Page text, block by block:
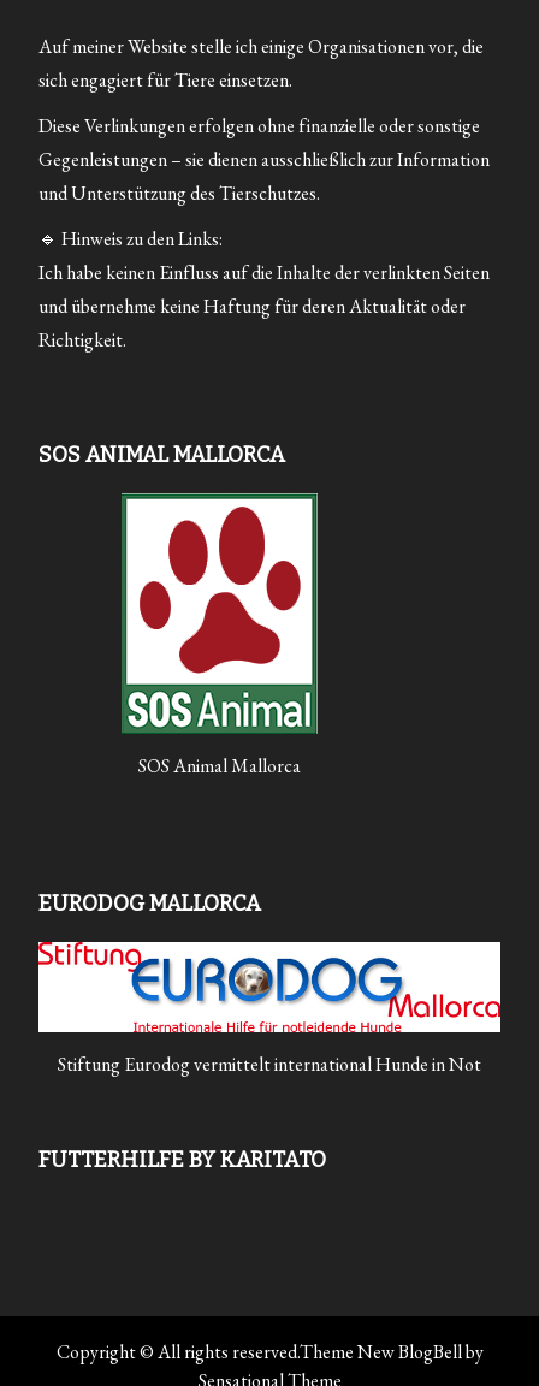
Auf meiner Website stelle ich einige Organisationen vor, die
sich engagiert für Tiere einsetzen.
Diese Verlinkungen erfolgen ohne finanzielle oder sonstige
Gegenleistungen – sie dienen ausschließlich zur Information
und Unterstützung des Tierschutzes.
🔹 Hinweis zu den Links:
Ich habe keinen Einfluss auf die Inhalte der verlinkten Seiten
und übernehme keine Haftung für deren Aktualität oder
Richtigkeit.
SOS ANIMAL MALLORCA
SOS Animal Mallorca
EURODOG MALLORCA
Stiftung Eurodog vermittelt international Hunde in Not
FUTTERHILFE BY KARITATO
Copyright © All rights reserved.Theme New BlogBell by
Sensational Theme